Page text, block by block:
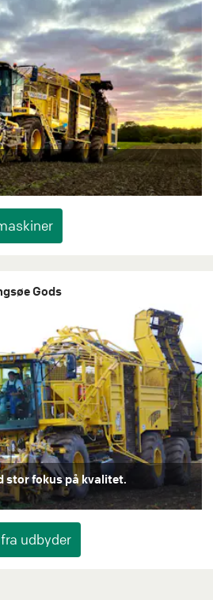
Gods
stor fokus på kvalitet.